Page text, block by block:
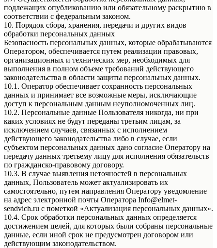
подлежащих опубликованию или обязательному раскрытию в
соответствии с федеральным законом.
10. Порядок сбора, хранения, передачи и других видов
обработки персональных данных
Безопасность персональных данных, которые обрабатываются
Оператором, обеспечивается путем реализации правовых,
организационных и технических мер, необходимых для
выполнения в полном объеме требований действующего
законодательства в области защиты персональных данных.
10.1. Оператор обеспечивает сохранность персональных
данных и принимает все возможные меры, исключающие
доступ к персональным данным неуполномоченных лиц.
10.2. Персональные данные Пользователя никогда, ни при
каких условиях не будут переданы третьим лицам, за
исключением случаев, связанных с исполнением
действующего законодательства либо в случае, если
субъектом персональных данных дано согласие Оператору на
передачу данных третьему лицу для исполнения обязательств
по гражданско-правовому договору.
10.3. В случае выявления неточностей в персональных
данных, Пользователь может актуализировать их
самостоятельно, путем направления Оператору уведомление
на адрес электронной почты Оператора Info@elmet-
sendvich.ru с пометкой «Актуализация персональных данных».
10.4. Срок обработки персональных данных определяется
достижением целей, для которых были собраны персональные
данные, если иной срок не предусмотрен договором или
действующим законодательством.